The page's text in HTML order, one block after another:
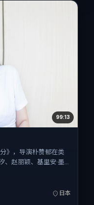
99:13
》，导演朴赞郁在类
、赵丽颖、基里安·墨
月14日（公映登记日
弛有度。
日本